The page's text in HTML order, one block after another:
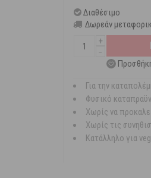
Διαθέσιμο
Δωρεάν
+
−
Για την
Φυσικό
Χωρίς να
Χωρίς τις
Κατάλληλο για